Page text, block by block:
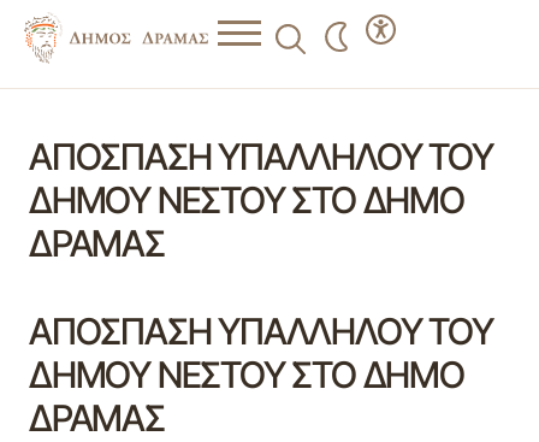
ΑΠΟΣΠΑΣΗ ΥΠΑΛΛΗΛΟΥ ΤΟΥ
ΔΗΜΟΥ ΝΕΣΤΟΥ ΣΤΟ ΔΗΜΟ
ΔΡΑΜΑΣ
ΑΠΟΣΠΑΣΗ ΥΠΑΛΛΗΛΟΥ ΤΟΥ
ΔΗΜΟΥ ΝΕΣΤΟΥ ΣΤΟ ΔΗΜΟ
ΔΡΑΜΑΣ